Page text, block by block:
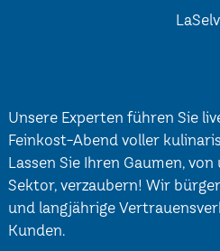
Unsere Experten führen Sie
Feinkost-Abend voller
Lassen Sie Ihren Gaumen,
Sektor, verzaubern! Wir
und langjährige
Kunden.